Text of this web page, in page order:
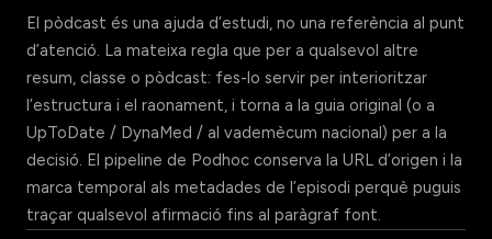
El pòdcast és una ajuda d’estudi, no una referència al punt
d’atenció. La mateixa regla que per a qualsevol altre
resum, classe o pòdcast: fes-lo servir per interioritzar
l’estructura i el raonament, i torna a la guia original (o a
UpToDate / DynaMed / al vademècum nacional) per a la
decisió. El pipeline de Podhoc conserva la URL d’origen i la
marca temporal als metadades de l’episodi perquè puguis
traçar qualsevol afirmació fins al paràgraf font.